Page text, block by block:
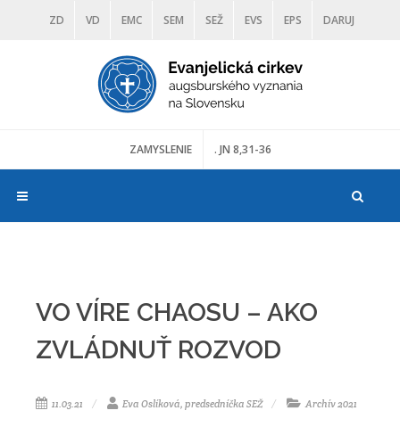
ZD VD EMC SEM SEŽ EVS EPS DARUJ
DIAKONIA ŠKOLY TRANOSCIUS
ZAMYSLENIE . JN 8,31-36
VO VÍRE CHAOSU – AKO
ZVLÁDNUŤ ROZVOD
11.03.21 Eva Oslíková, predsedníčka SEŽ Archív 2021